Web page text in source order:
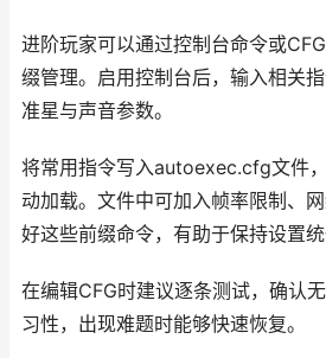
进阶玩家可以通过控制台命令或
缀管理。启用控制台后，输入相关指
准星与声音参数。
将常用指令写入autoexec.cfg文件
动加载。文件中可加入帧率限制、
好这些前缀命令，有助于保持设置统
在编辑CFG时建议逐条测试，确认
习性，出现难题时能够快速恢复。